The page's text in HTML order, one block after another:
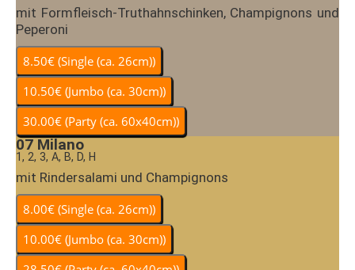
mit Formfleisch-Truthahnschinken, Champignons und
Peperoni
07 Milano
1, 2, 3, A, B, D, H
mit Rindersalami und Champignons